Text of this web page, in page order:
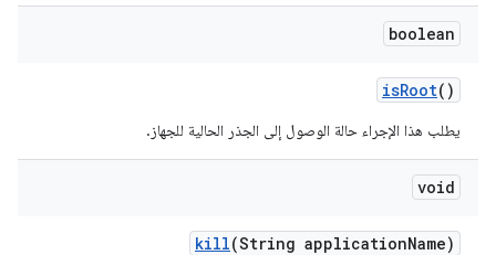
boolean
isRoot()
يطلب هذا الإجراء حالة الوصول إلى الجذر الحالية للجهاز.
void
kill(String applicationName)